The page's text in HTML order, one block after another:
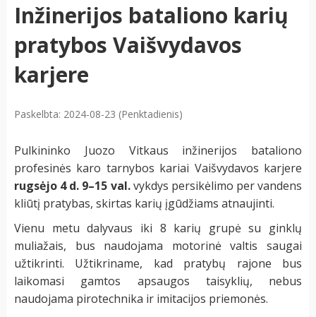
Inžinerijos bataliono karių
pratybos Vaišvydavos
karjere
Paskelbta: 2024-08-23 (Penktadienis)
Pulkininko Juozo Vitkaus inžinerijos bataliono
profesinės karo tarnybos kariai Vaišvydavos karjere
rugsėjo 4 d. 9–15 val.vykdys persikėlimo per vandens
kliūtį pratybas, skirtas karių įgūdžiams atnaujinti.
Vienu metu dalyvaus iki 8 karių grupė su ginklų
muliažais, bus naudojama motorinė valtis saugai
užtikrinti. Užtikriname, kad pratybų rajone bus
laikomasi gamtos apsaugos taisyklių, nebus
naudojama pirotechnika ir imitacijos priemonės.